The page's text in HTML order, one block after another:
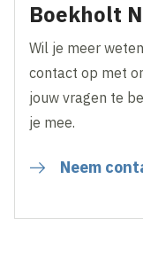
Boekholt
Wil je meer
contact op met
jouw vragen te
je mee.
Neem